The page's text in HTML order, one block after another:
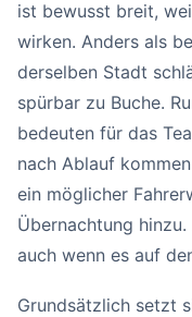
ist bewusst breit,
wirken. Anders als
derselben Stadt
spürbar zu Buche.
bedeuten für das
nach Ablauf
ein möglicher
Übernachtung
auch wenn es auf
Grundsätzlich setzt